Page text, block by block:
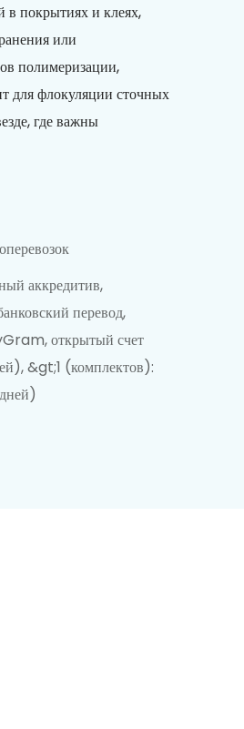
в покрытиях и клеях,
или
полимеризации,
для флокуляции сточных
где важны
аккредитив,
перевод,
открытый счет
&gt;1 (комплектов):